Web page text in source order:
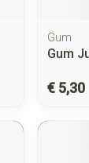
Gum
Gum
€ 5,30